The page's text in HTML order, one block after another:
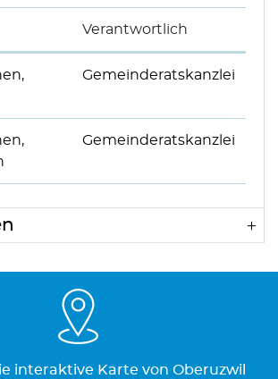
Verantwortlich
Gemeinderatskanzlei
Gemeinderatskanzlei
interaktive Karte von Oberuzwil